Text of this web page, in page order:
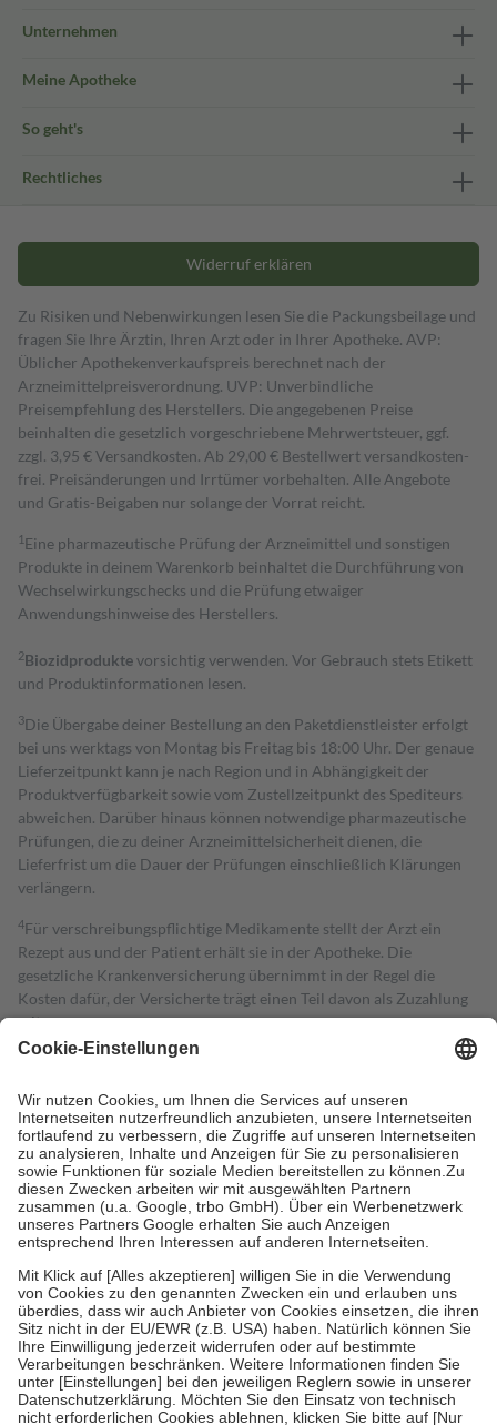
Unternehmen
Meine Apotheke
So geht's
Rechtliches
Widerruf erklären
Zu Risiken und Nebenwirkungen lesen Sie die Packungsbeilage und
fragen Sie Ihre Ärztin, Ihren Arzt oder in Ihrer Apotheke. AVP:
Üblicher Apothekenverkaufspreis berechnet nach der
Arzneimittelpreisverordnung. UVP: Unverbindliche
Preisempfehlung des Herstellers. Die angegebenen Preise
beinhalten die gesetzlich vorgeschriebene Mehrwertsteuer, ggf.
zzgl. 3,95 € Versandkosten. Ab 29,00 € Bestell­wert versand­kosten­
frei. Preisänderungen und Irrtümer vorbehalten. Alle Angebote
und Gratis-Beigaben nur solange der Vorrat reicht.
1 Eine pharmazeutische Prüfung der Arzneimittel und sonstigen
Produkte in deinem Warenkorb beinhaltet die Durchführung von
Wechselwirkungschecks und die Prüfung etwaiger
Anwendungshinweise des Herstellers.
2Biozidproduktevorsichtig verwenden. Vor Gebrauch stets Etikett
und Produktinformationen lesen.
3Die Übergabe deiner Bestellung an den Paketdienstleister erfolgt
bei uns werktags von Montag bis Freitag bis 18:00 Uhr. Der genaue
Lieferzeitpunkt kann je nach Region und in Abhängigkeit der
Produktverfügbarkeit sowie vom Zustellzeitpunkt des Spediteurs
abweichen. Darüber hinaus können notwendige pharmazeutische
Prüfungen, die zu deiner Arzneimittelsicherheit dienen, die
Lieferfrist um die Dauer der Prüfungen einschließlich Klärungen
verlängern.
4Für verschreibungspflichtige Medikamente stellt der Arzt ein
Rezept aus und der Patient erhält sie in der Apotheke. Die
gesetzliche Krankenversicherung übernimmt in der Regel die
Kosten dafür, der Versicherte trägt einen Teil davon als Zuzahlung
mit.
Grundsätzlich leisten Mitglieder Zuzahlungen in Höhe von zehn
höchstens zehn Euro.
Es sind jedoch nie mehr als die tatsächlichen
Kosten der Leistung zu entrichten.
Diese Regeln gelten grundsätzlich auch für Online-Apotheken.
Bei Heilmitteln und häuslicher Krankenpflege beträgt die
Zuzahlung zehn Prozent der Kosten sowie zehn Euro je
Verordnung.
Um das Engagement der Versicherten für ihre eigene Gesundheit zu
stärken und die besondere Stellung der Familie zu unterstützen,
fallenkeine Zuzahlungenan bei:
• Kindern und Jugendlichen bis zum vollendeten 18. Lebensjahr
mit Ausnahme der Fahrkosten
• Untersuchungen zur Vorsorge und Früherkennung, die von der
GKV getragen werden
• empfohlenen Schutzimpfungen
• Harn- und Blutteststreifen